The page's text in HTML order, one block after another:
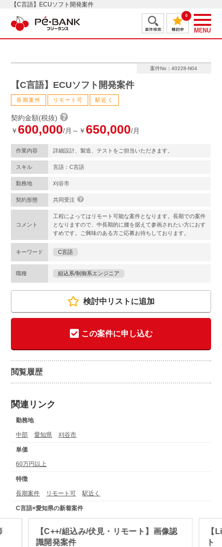
【C言語】ECUソフト開発案件
0
案件No：40228-N04
【C言語】ECUソフト開発案件
長期案件 リモート可 駅近く
契約金額(税抜)
￥ 600,000/月～￥ 650,000/月
作業内容 詳細設計、製造、テストをご担当いただきます。
スキル 言語：C言語
勤務地 刈谷市
契約形態 共同受注
コメント
工程によってはリモート可能な案件となります。長期での案件
となりますので、中長期的に腰を据えて参画されたい方におす
すめです。ご興味のある方ご応募お待ちしております。
キーワード C言語
職種 組込系/制御系エンジニア
検討中リストに追加
この案件に申し込む
閲覧履歴
関連リンク
勤務地
中部 愛知県 刈谷市
単価
60万円以上
特徴
長期案件 リモート可 駅近く
C言語×愛知県の新着案件
【C++/組込み/伏見・リモート】画像認
識開発案件
【
ト